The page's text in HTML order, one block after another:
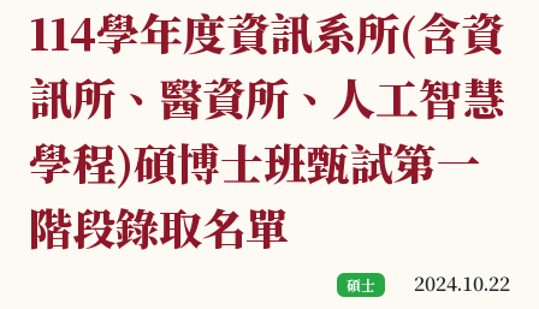
114學年度資訊系所(含資
訊所、醫資所、人工智慧
學程)碩博士班甄試第一
階段錄取名單
碩士 2024.10.22